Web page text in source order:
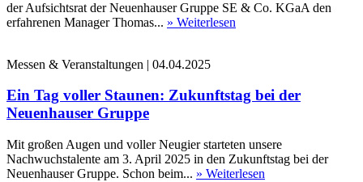
der Aufsichtsrat der Neuenhauser Gruppe SE & Co. KGaA den
erfahrenen Manager Thomas... » Weiterlesen
Messen & Veranstaltungen | 04.04.2025
Ein Tag voller Staunen: Zukunftstag bei der
Neuenhauser Gruppe
Mit großen Augen und voller Neugier starteten unsere
Nachwuchstalente am 3. April 2025 in den Zukunftstag bei der
Neuenhauser Gruppe. Schon beim... » Weiterlesen